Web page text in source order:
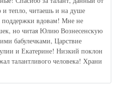
и тепло, читаешь и на душе
поддержки вдовам! Мне не
но читая Юлию Вознесенскую
бабулечками, Царствие
и Екатерине! Низкий поклон
талантливого человека! Храни